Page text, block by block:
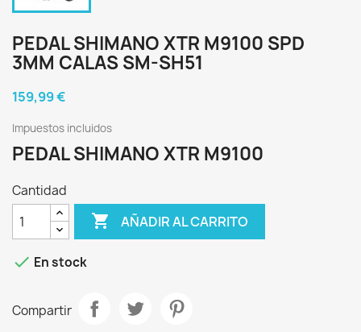
PEDAL SHIMANO XTR M9100 SPD
3MM CALAS SM-SH51
159,99 €
Impuestos incluidos
PEDAL SHIMANO XTR M9100
Cantidad
 AÑADIR AL CARRITO
 En stock
Compartir